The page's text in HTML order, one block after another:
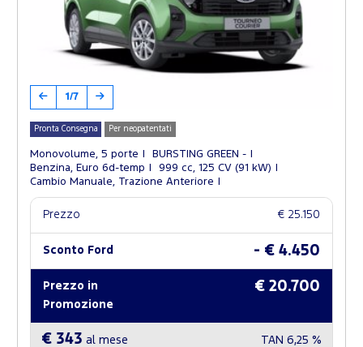
1/7
Pronta Consegna Per neopatentati
Monovolume, 5 porte
BURSTING GREEN -
Benzina, Euro 6d-temp
999 cc, 125 CV (91 kW)
Cambio Manuale, Trazione Anteriore
Prezzo € 25.150
Sconto Ford - € 4.450
Prezzo in
Promozione
€ 20.700
€ 343 al mese
TAN 6,25 %